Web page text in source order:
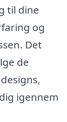
til dine
og
Det
de
igennem